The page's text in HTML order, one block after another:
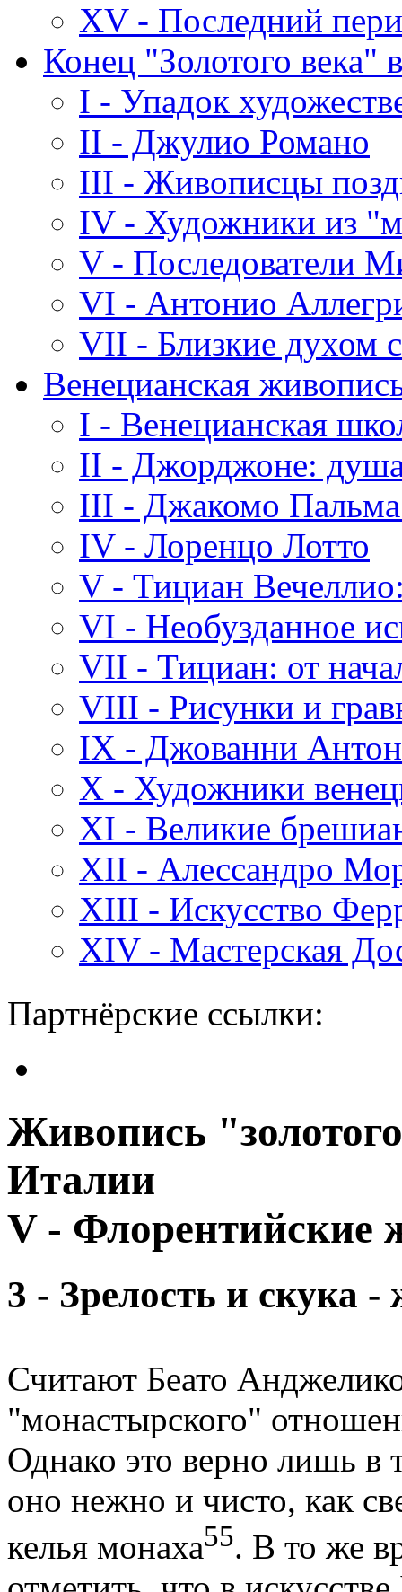
XV - Последний
Конец "Золотого века"
I - Упадок
II - Джулио Романо
III - Живописцы
IV - Художники из
V - Последователи
VI - Антонио
VII - Близкие духом
Венецианская
I - Венецианская
II - Джорджоне:
III - Джакомо
IV - Лоренцо Лотто
V - Тициан
VI - Необузданное
VII - Тициан: от
VIII - Рисунки и
IX - Джованни
X - Художники
XI - Великие
XII - Алессандро
XIII - Искусство
XIV - Мастерская
Партнёрские ссылки:
Живопись
Италии
V - Флорентийские
3 - Зрелость и скука
Считают Беато
"монастырского"
Однако это верно лишь в
оно нежно и чисто, как
келья монаха55. В то же